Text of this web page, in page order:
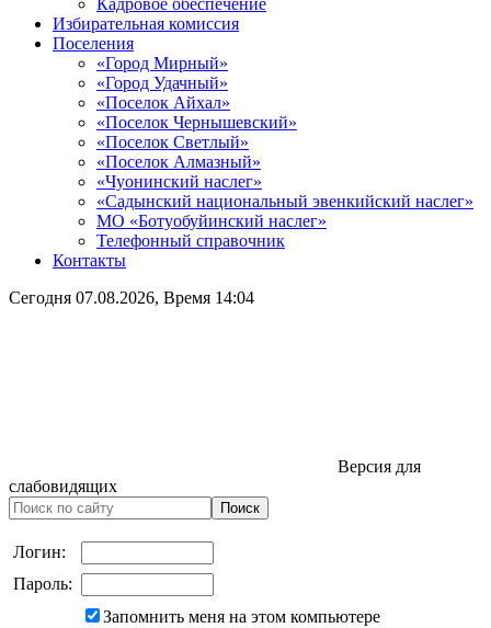
Кадровое обеспечение
Избирательная комиссия
Поселения
«Город Мирный»
«Город Удачный»
«Поселок Айхал»
«Поселок Чернышевский»
«Поселок Светлый»
«Поселок Алмазный»
«Чуонинский наслег»
«Садынский национальный эвенкийский наслег»
МО «Ботуобуйинский наслег»
Телефонный справочник
Контакты
Сегодня 07.08.2026, Время 14:04
Версия для
слабовидящих
Логин:
Пароль:
Запомнить меня на этом компьютере